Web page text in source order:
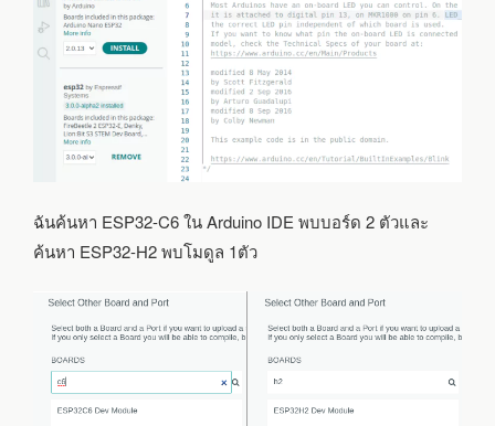
ฉันค้นหา ESP32-C6 ใน Arduino IDE พบบอร์ด 2 ตัวและ
ค้นหา ESP32-H2 พบโมดูล 1ตัว